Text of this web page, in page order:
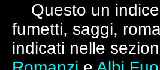
Questo un
fumetti, saggi,
indicati nelle